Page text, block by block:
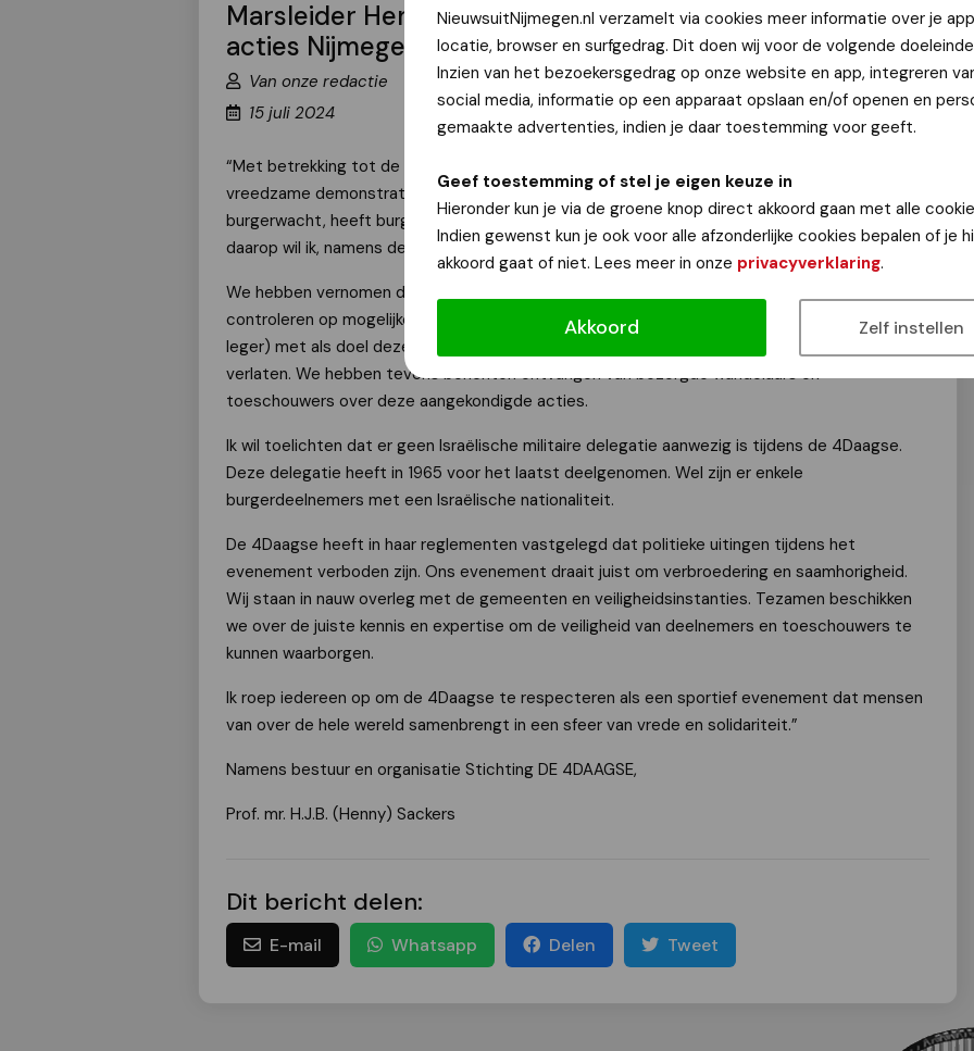
NieuwsuitNijmegen.nl verzamelt via cookies meer informatie over je
locatie, browser en surfgedrag. Dit doen wij voor de volgende
Inzien van het bezoekersgedrag op onze website en app, integreren
social media, informatie op een apparaat opslaan en/of openen en
gemaakte advertenties, indien je daar toestemming voor geeft.
Geef toestemming of stel je eigen keuze in
Hieronder kun je via de groene knop direct akkoord gaan met alle
Indien gewenst kun je ook voor alle afzonderlijke cookies bepalen of je
akkoord gaat of niet. Lees meer in onze privacyverklaring.
Akkoord Zelf instellen
Marsleider Henny Sackers reageert op aankondiging
acties Nijmegen4Palestine tijdens 4Daagse
Van onze redactie
15 juli 2024
“Met betrekking tot de recente aankondiging van Nijmegen4Palestine over mogelijke
vreedzame demonstraties tijdens de 4Daagse en het opzetten van een geweldloze
burgerwacht, heeft burgemeester Bruls zojuist een bericht naar buiten gebracht. Aanvullend
daarop wil ik, namens de organisatie van de 4Daagse, de volgende verklaring afleggen:
We hebben vernomen dat Nijmegen4Palestine van plan is langs de route van de 4Daagse te
controleren op mogelijke Israëlische deelnemers (al dan niet verbonden aan het Israëlische
leger) met als doel deze deelnemers in de gaten te houden en te verzoeken de stad te
verlaten. We hebben tevens berichten ontvangen van bezorgde wandelaars en
toeschouwers over deze aangekondigde acties.
Ik wil toelichten dat er geen Israëlische militaire delegatie aanwezig is tijdens de 4Daagse.
Deze delegatie heeft in 1965 voor het laatst deelgenomen. Wel zijn er enkele
burgerdeelnemers met een Israëlische nationaliteit.
De 4Daagse heeft in haar reglementen vastgelegd dat politieke uitingen tijdens het
evenement verboden zijn. Ons evenement draait juist om verbroedering en saamhorigheid.
Wij staan in nauw overleg met de gemeenten en veiligheidsinstanties. Tezamen beschikken
we over de juiste kennis en expertise om de veiligheid van deelnemers en toeschouwers te
kunnen waarborgen.
Ik roep iedereen op om de 4Daagse te respecteren als een sportief evenement dat mensen
van over de hele wereld samenbrengt in een sfeer van vrede en solidariteit.”
Namens bestuur en organisatie Stichting DE 4DAAGSE,
Prof. mr. H.J.B. (Henny) Sackers
Dit bericht delen:
E-mail Whatsapp Delen Tweet